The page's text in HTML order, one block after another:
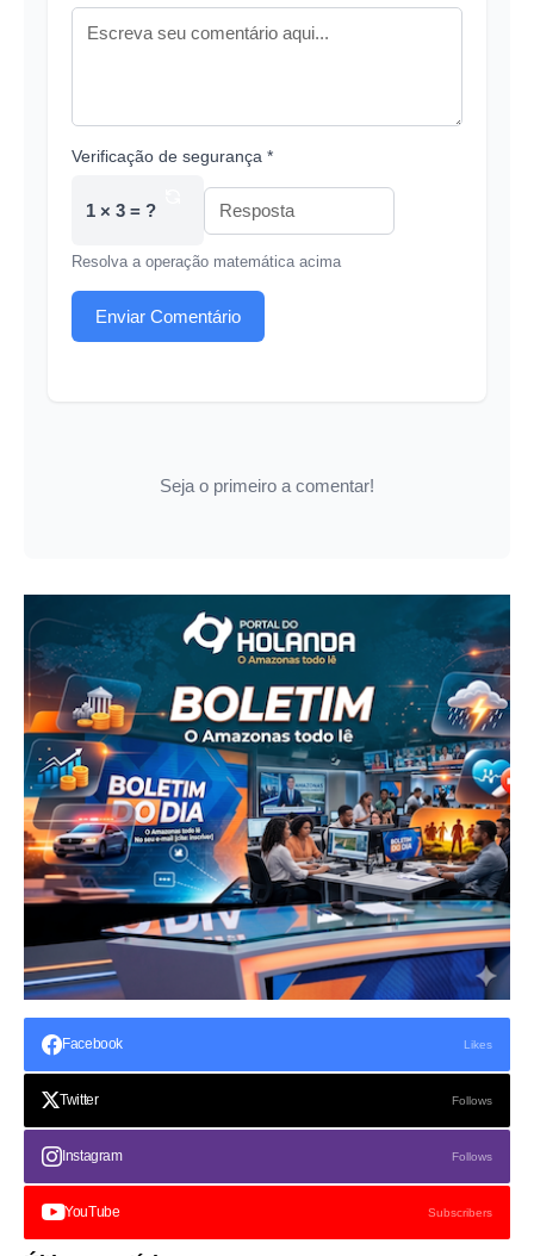
Verificação de segurança *
1 × 3 = ?
Resolva a operação matemática acima
Enviar Comentário
Seja o primeiro a comentar!
Facebook Likes
Twitter Follows
Instagram Follows
YouTube Subscribers